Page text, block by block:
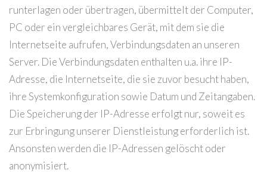
runterlagen oder übertragen, übermittelt der Computer,
PC oder ein vergleichbares Gerät, mit dem sie die
Internetseite aufrufen, Verbindungsdaten an unseren
Server. Die Verbindungsdaten enthalten u.a. ihre IP-
Adresse, die Internetseite, die sie zuvor besucht haben,
ihre Systemkonfiguration sowie Datum und Zeitangaben.
Die Speicherung der IP-Adresse erfolgt nur, soweit es
zur Erbringung unserer Dienstleistung erforderlich ist.
Ansonsten werden die IP-Adressen gelöscht oder
anonymisiert.